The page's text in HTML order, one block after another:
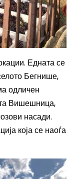
Едната се
Бегнише,
одличен
Вишешница,
насади.
која се наоѓа